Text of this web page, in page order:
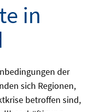
in
der
sich Regionen,
betroffen sind,